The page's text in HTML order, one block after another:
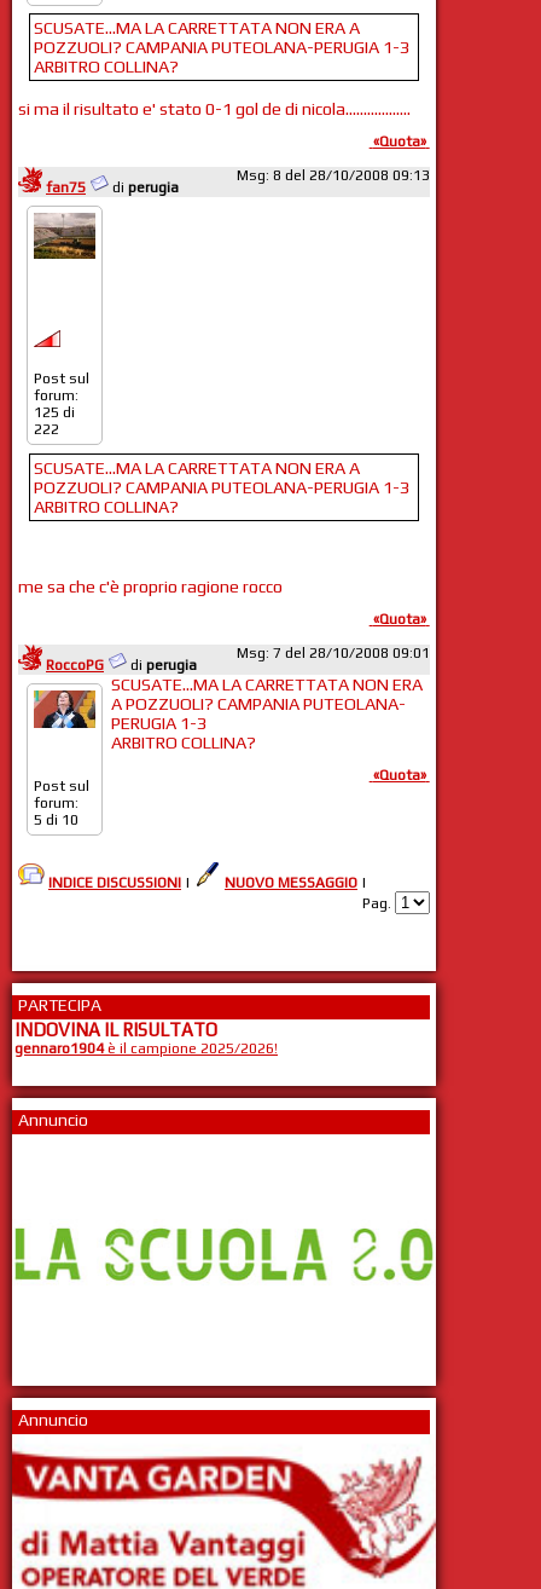
SCUSATE...MA LA CARRETTATA NON ERA A
POZZUOLI? CAMPANIA PUTEOLANA-PERUGIA 1-3
ARBITRO COLLINA?
si ma il risultato e' stato 0-1 gol de di nicola..................
«Quota»
fan75 di perugia
Msg: 8 del 28/10/2008 09:13
Post sul
forum:
125 di
222
SCUSATE...MA LA CARRETTATA NON ERA A
POZZUOLI? CAMPANIA PUTEOLANA-PERUGIA 1-3
ARBITRO COLLINA?
me sa che c'è proprio ragione rocco
«Quota»
RoccoPG di perugia
Msg: 7 del 28/10/2008 09:01
Post sul
forum:
5 di 10
SCUSATE...MA LA CARRETTATA NON ERA
A POZZUOLI? CAMPANIA PUTEOLANA-
PERUGIA 1-3
ARBITRO COLLINA?
«Quota»
INDICE DISCUSSIONI | NUOVO MESSAGGIO |
Pag.
PARTECIPA
INDOVINA IL RISULTATO
gennaro1904è il campione 2025/2026!
Annuncio
Annuncio